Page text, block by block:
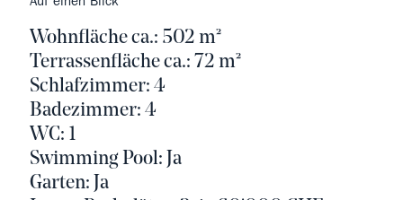
Wohnfläche ca.: 502 m²
Terrassenfläche ca.: 72 m²
Schlafzimmer: 4
Badezimmer: 4
WC: 1
Swimming Pool: Ja
Garten: Ja